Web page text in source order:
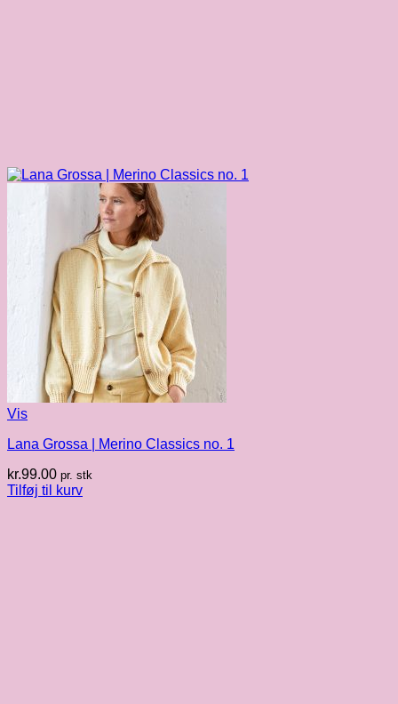
Vis
Lana Grossa | Merino Classics no. 1
kr.99.00 pr. stk
Tilføj til kurv